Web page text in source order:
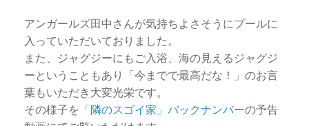
アンガールズ田中さんが気持ちよさそうにプールに
入っていただいておりました。
また、ジャグジーにもご入浴、海の見えるジャグジ
ーということもあり「今までで最高だな！」のお言
葉もいただき大変光栄です。
その様子を
「隣のスゴイ家」バックナンバーの予告